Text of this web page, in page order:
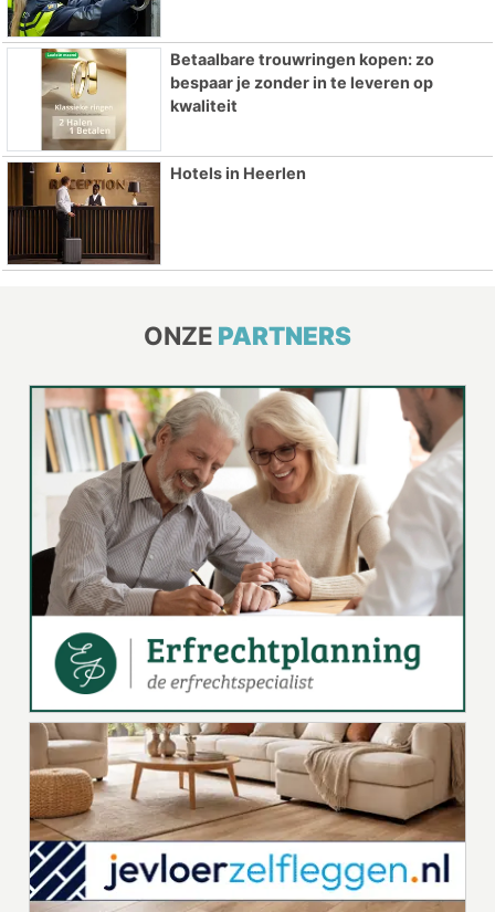
Betaalbare trouwringen kopen: zo
bespaar je zonder in te leveren op
kwaliteit
Hotels in Heerlen
ONZE PARTNERS